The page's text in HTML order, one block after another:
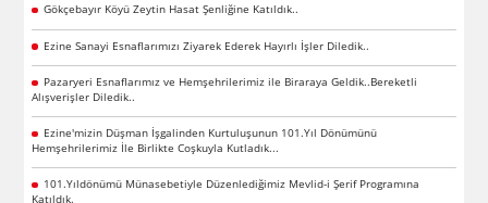
Gökçebayır Köyü Zeytin Hasat Şenliğine Katıldık..
Ezine Sanayi Esnaflarımızı Ziyarek Ederek Hayırlı İşler Diledik..
Pazaryeri Esnaflarımız ve Hemşehrilerimiz ile Biraraya Geldik..Bereketli
Alışverişler Diledik..
Ezine'mizin Düşman İşgalinden Kurtuluşunun 101.Yıl Dönümünü
Hemşehrilerimiz İle Birlikte Coşkuyla Kutladık...
101.Yıldönümü Münasebetiyle Düzenlediğimiz Mevlid-i Şerif Programına
Katıldık.